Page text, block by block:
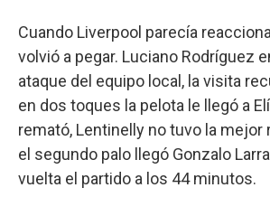
Cuando Liverpool parecía
volvió a pegar. Luciano Rodríguez
ataque del equipo local, la visita
en dos toques la pelota le llegó a
remató, Lentinelly no tuvo la mejor
el segundo palo llegó Gonzalo
vuelta el partido a los 44 minutos.